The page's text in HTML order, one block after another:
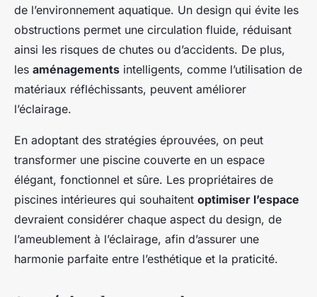
de l’environnement aquatique. Un design qui évite les
obstructions permet une circulation fluide, réduisant
ainsi les risques de chutes ou d’accidents. De plus,
les aménagements intelligents, comme l’utilisation de
matériaux réfléchissants, peuvent améliorer
l’éclairage.
En adoptant des stratégies éprouvées, on peut
transformer une piscine couverte en un espace
élégant, fonctionnel et sûre. Les propriétaires de
piscines intérieures qui souhaitent optimiser l’espace
devraient considérer chaque aspect du design, de
l’ameublement à l’éclairage, afin d’assurer une
harmonie parfaite entre l’esthétique et la praticité.